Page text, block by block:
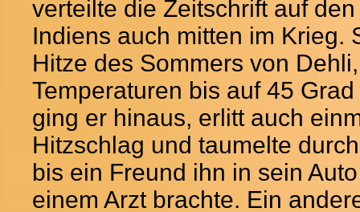
verteilte die Zeitschrift auf
Indiens auch mitten im Krieg.
Hitze des Sommers von
Temperaturen bis auf 45
ging er hinaus, erlitt auch
Hitzschlag und taumelte
bis ein Freund ihn in sein
einem Arzt brachte. Ein